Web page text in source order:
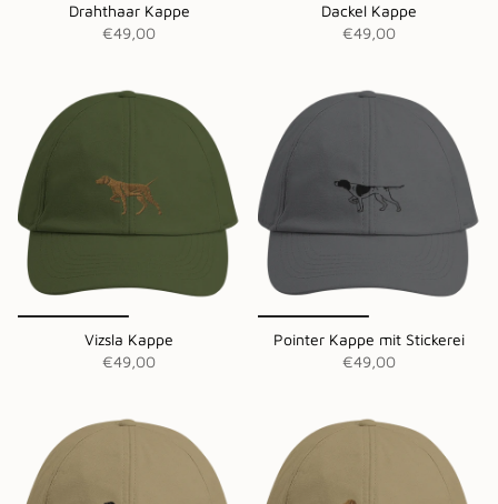
Drahthaar Kappe
€49,00
Dackel Kappe
€49,00
Vizsla Kappe
€49,00
Pointer Kappe mit Stickerei
€49,00